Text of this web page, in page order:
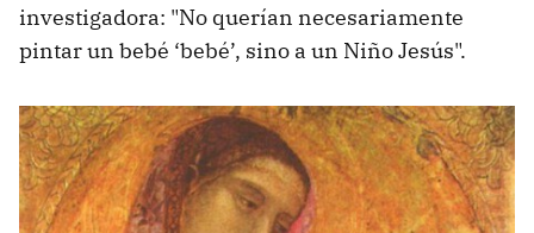
investigadora: "No querían necesariamente
pintar un bebé ‘bebé’, sino a un Niño Jesús".